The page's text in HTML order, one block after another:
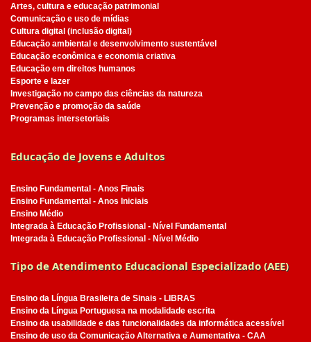
Artes, cultura e educação patrimonial
Comunicação e uso de mídias
Cultura digital (inclusão digital)
Educação ambiental e desenvolvimento sustentável
Educação econômica e economia criativa
Educação em direitos humanos
Esporte e lazer
Investigação no campo das ciências da natureza
Prevenção e promoção da saúde
Programas intersetoriais
Educação de Jovens e Adultos
Ensino Fundamental - Anos Finais
Ensino Fundamental - Anos Iniciais
Ensino Médio
Integrada à Educação Profissional - Nível Fundamental
Integrada à Educação Profissional - Nível Médio
Tipo de Atendimento Educacional Especializado (AEE)
Ensino da Língua Brasileira de Sinais - LIBRAS
Ensino da Língua Portuguesa na modalidade escrita
Ensino da usabilidade e das funcionalidades da informática acessível
Ensino de uso da Comunicação Alternativa e Aumentativa - CAA